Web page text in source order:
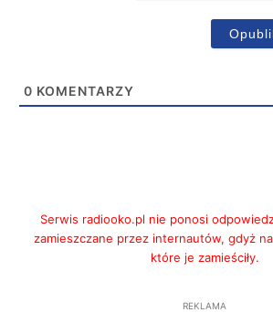
0 KOMENTARZY
Serwis radiooko.pl nie ponosi
zamieszczane przez internautów, gdyż
które je zamieściły.
REKLAMA